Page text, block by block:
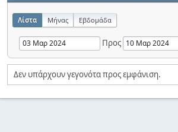
Λίστα Μήνας Εβδομάδα
Προς
Δεν υπάρχουν γεγονότα προς εμφάνιση.